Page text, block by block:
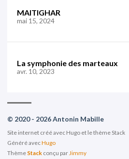
MAITIGHAR
mai 15, 2024
La symphonie des marteaux
avr. 10, 2023
© 2020 - 2026 Antonin Mabille
Site internet créé avec Hugo et le thème Stack
Généré avecHugo
Thème Stack conçu par Jimmy